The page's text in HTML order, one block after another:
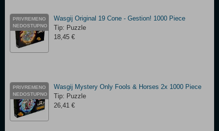
PRIVREMENO
NEDOSTUPNO
Wasgij Original 19 Cone - Gestion! 1000 Piece
Tip: Puzzle
18,45 €
PRIVREMENO
NEDOSTUPNO
Wasgij Mystery Only Fools & Horses 2x 1000 Piece
Tip: Puzzle
26,41 €